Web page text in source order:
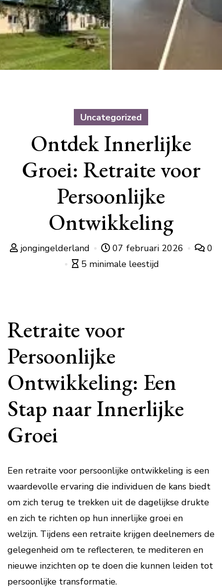
Uncategorized
Ontdek Innerlijke
Groei: Retraite voor
Persoonlijke
Ontwikkeling
jongingelderland 07 februari 2026
0
5 minimale leestijd
Retraite voor
Persoonlijke
Ontwikkeling: Een
Stap naar Innerlijke
Groei
Een retraite voor persoonlijke ontwikkeling is een
waardevolle ervaring die individuen de kans biedt
om zich terug te trekken uit de dagelijkse drukte
en zich te richten op hun innerlijke groei en
welzijn. Tijdens een retraite krijgen deelnemers de
gelegenheid om te reflecteren, te mediteren en
nieuwe inzichten op te doen die kunnen leiden tot
persoonlijke transformatie.